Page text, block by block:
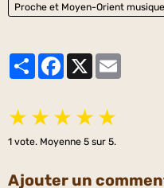
Proche et Moyen-Orient musique
PartagerFacebook
★ ★ ★ ★ ★
1 vote. Moyenne 5 sur 5.
Ajouter un